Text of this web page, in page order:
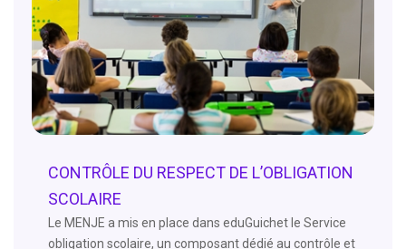
CONTRÔLE DU RESPECT DE L’OBLIGATION
SCOLAIRE
Le MENJE a mis en place dans eduGuichet le Service
obligation scolaire, un composant dédié au contrôle et